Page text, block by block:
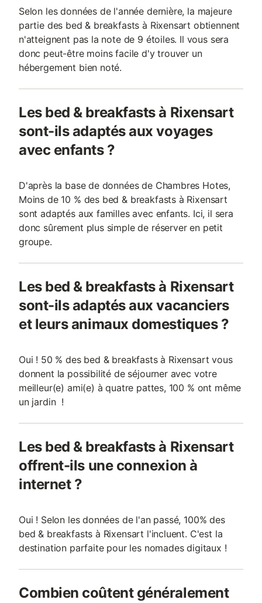
Selon les données de l'année dernière, la majeure
partie des bed & breakfasts à Rixensart obtiennent
n'atteignent pas la note de 9 étoiles. Il vous sera
donc peut-être moins facile d'y trouver un
hébergement bien noté.
Les bed & breakfasts à Rixensart
sont-ils adaptés aux voyages
avec enfants ?
D'après la base de données de Chambres Hotes,
Moins de 10 % des bed & breakfasts à Rixensart
sont adaptés aux familles avec enfants. Ici, il sera
donc sûrement plus simple de réserver en petit
groupe.
Les bed & breakfasts à Rixensart
sont-ils adaptés aux vacanciers
et leurs animaux domestiques ?
Oui ! 50 % des bed & breakfasts à Rixensart vous
donnent la possibilité de séjourner avec votre
meilleur(e) ami(e) à quatre pattes, 100 % ont même
un jardin !
Les bed & breakfasts à Rixensart
offrent-ils une connexion à
internet ?
Oui ! Selon les données de l'an passé, 100% des
bed & breakfasts à Rixensart l'incluent. C'est la
destination parfaite pour les nomades digitaux !
Combien coûtent généralement